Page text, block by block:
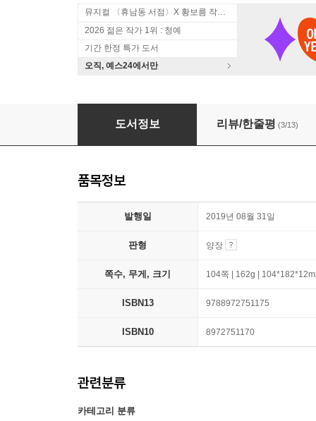
뮤지컬 〈휴남동 서점〉X 황보름 작가 북토크
2026 젊은 작가 1위 : 청예
기간 한정 특가 도서
오직, 예스24에서만
밤, 비, 뱀
도서정보 리뷰/한줄평 (3/13)
품목정보
발행일 2019년 08월 31일
판형 양장
쪽수, 무게, 크기 104쪽 | 162g |
ISBN13 9788972751175
ISBN10 8972751170
관련분류
카테고리 분류